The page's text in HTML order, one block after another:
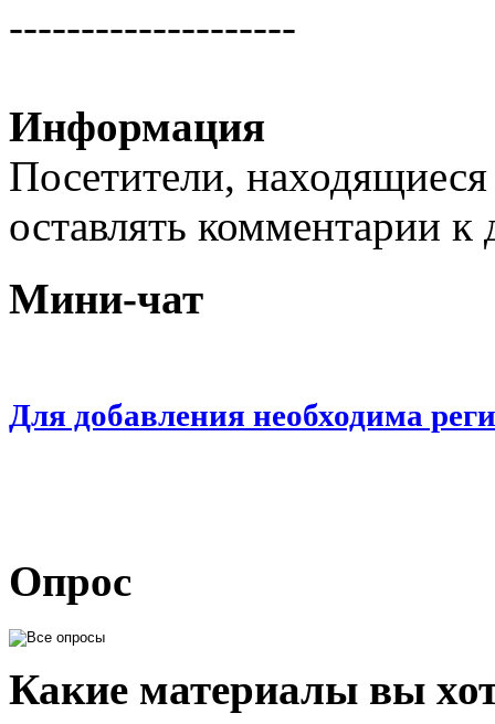
--------------------
Информация
Посетители,
оставлять комментарии
Мини-чат
Для добавления необходима
Опрос
Какие материалы вы